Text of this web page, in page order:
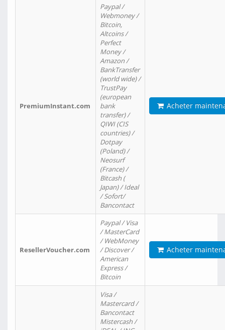
PremiumInstant.com
Paypal /
Webmoney /
Bitcoin,
Altcoins /
Perfect
Money /
Amazon /
BankTransfer
(world wide) /
TrustPay
(european
bank
transfer) /
QIWI (CIS
countries) /
Dotpay
(Poland) /
Neosurf
(France) /
Bitcash (
Japan) / Ideal
/ Sofort/
Bancontact
Acheter
ResellerVoucher.com
Paypal / Visa
/ MasterCard
/ WebMoney
/ Discover /
American
Express /
Bitcoin
Acheter
Visa /
Mastercard /
Bancontact
Mistercash /